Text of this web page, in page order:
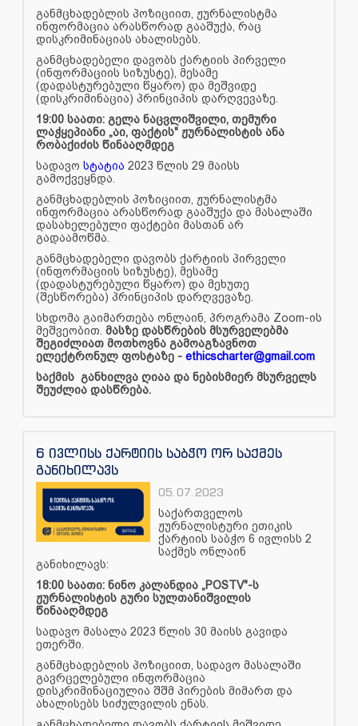
განმცხადებლის პოზიციით, ჟურნალისტმა
ინფორმაცია არასწორად გააშუქა, რაც
დისკრიმინაციას ახალისებს.
განმცხადებელი დავობს ქარტიის პირველი
(ინფორმაციის სიზუსტე), მესამე
(დადასტურებული წყარო) და მეშვიდე
(დისკრიმინაცია) პრინციპის დარღვევაზე.
19:00 საათი: გელა ნაცვლიშვილი, თემური
ლაჭყეპიანი „აი, ფაქტის" ჟურნალისტის ანა
რობაქიძის წინააღმდეგ
სადავო სტატია 2023 წლის 29 მაისს
გამოქვეყნდა.
განმცხადებლის პოზიციით, ჟურნალისტმა
ინფორმაცია არასწორად გააშუქა და მასალაში
დასახელებული ფაქტები მასთან არ
გადაამოწმა.
განმცხადებელი დავობს ქარტიის პირველი
(ინფორმაციის სიზუსტე), მესამე
(დადასტურებული წყარო) და მეხუთე
(შესწორება) პრინციპის დარღვევაზე.
სხდომა გაიმართება ონლაინ, პროგრამა Zoom-ის
მეშვეობით. მასზე დასწრების მსურველებმა
შეგიძლიათ მოთხოვნა გამოაგზავნოთ
ელექტრონულ ფოსტაზე - ethicscharter@gmail.com
საქმის განხილვა ღიაა და ნებისმიერ მსურველს
შეუძლია დასწრება.
6 ივლისს ქარტიის საბჭო ორ საქმეს
განიხილავს
05.07.2023
საქართველოს
ჟურნალისტური ეთიკის
ქარტიის საბჭო 6 ივლისს 2
საქმეს ონლაინ
განიხილავს:
18:00 საათი: ნინო კალანდია „POSTV"-ს
ჟურნალისტის გური სულთანიშვილის
წინააღმდეგ
სადავო მასალა 2023 წლის 30 მაისს გავიდა
ეთერში.
განმცხადებლის პოზიციით, სადავო მასალაში
გავრცელებული ინფორმაცია
დისკრიმინაციულია შშმ პირების მიმართ და
ახალისებს სიძულვილის ენას.